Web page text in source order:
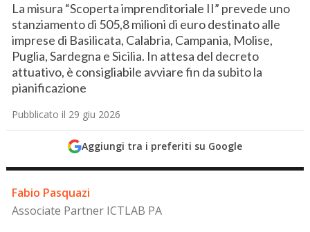
La misura “Scoperta imprenditoriale II” prevede uno
stanziamento di 505,8 milioni di euro destinato alle
imprese di Basilicata, Calabria, Campania, Molise,
Puglia, Sardegna e Sicilia. In attesa del decreto
attuativo, è consigliabile avviare fin da subito la
pianificazione
Pubblicato il 29 giu 2026
Aggiungi tra i preferiti su Google
Fabio Pasquazi
Associate Partner ICTLAB PA